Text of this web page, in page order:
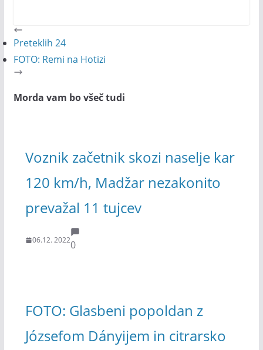
Preteklih 24
FOTO: Remi na Hotizi
Morda vam bo všeč tudi
Voznik začetnik skozi naselje kar
120 km/h, Madžar nezakonito
prevažal 11 tujcev
06.12. 20220
FOTO: Glasbeni popoldan z
Józsefom Dányijem in citrarsko